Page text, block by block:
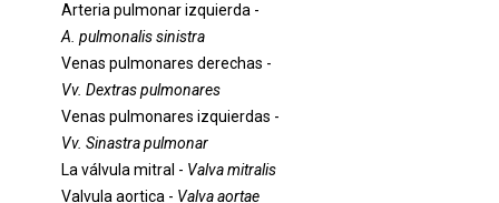
Arteria pulmonar izquierda -
A. pulmonalis sinistra
Venas pulmonares derechas -
Vv. Dextras pulmonares
Venas pulmonares izquierdas -
Vv. Sinastra pulmonar
La válvula mitral - Valva mitralis
Valvula aortica - Valva aortae